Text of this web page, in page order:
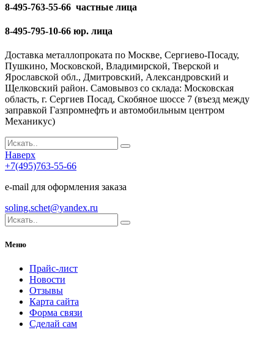
8-495-763-55-66 частные лица
8-495-795-10-66 юр. лица
Доставка металлопроката по Москве, Сергиево-Посаду,
Пушкино, Московской, Владимирской, Тверской и
Ярославской обл., Дмитровский, Александровский и
Щелковский район. Самовывоз со склада: Московская
область, г. Сергиев Посад, Скобяное шоссе 7 (въезд между
заправкой Газпромнефть и автомобильным центром
Механикус)
Наверх
+7(495)763-55-66
e-mail для оформления заказа
soling.schet@yandex.ru
Меню
Прайс-лист
Новости
Отзывы
Карта сайта
Форма связи
Сделай сам